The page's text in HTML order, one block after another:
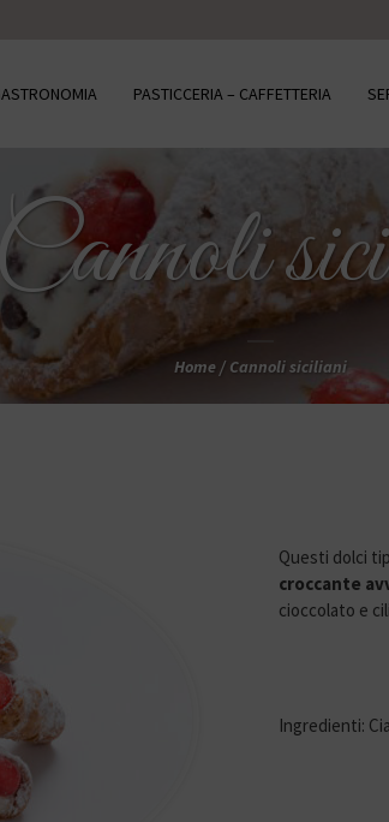
PASTICCERIA – CAFFETTERIA
Home/ Cannoli siciliani
Questi dolci
croccante
cioccolato e
Ingredienti: